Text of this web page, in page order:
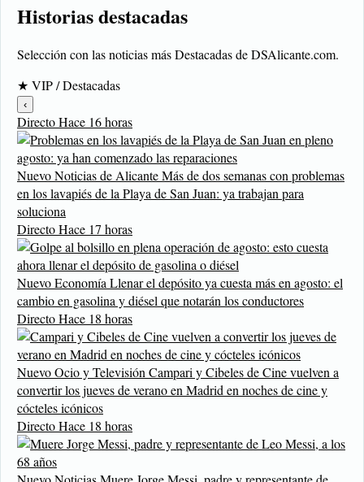
Historias destacadas
Selección con las noticias más Destacadas de DSAlicante.com.
★ VIP / Destacadas
‹
DirectoHace 16 horas
NuevoNoticias de AlicanteMás de dos semanas con problemas
en los lavapiés de la Playa de San Juan: ya trabajan para
soluciona
DirectoHace 17 horas
NuevoEconomíaLlenar el depósito ya cuesta más en agosto: el
cambio en gasolina y diésel que notarán los conductores
DirectoHace 18 horas
NuevoOcio y TelevisiónCampari y Cibeles de Cine vuelven a
convertir los jueves de verano en Madrid en noches de cine y
cócteles icónicos
DirectoHace 18 horas